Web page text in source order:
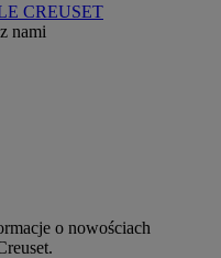
CREUSET
nami
o nowościach